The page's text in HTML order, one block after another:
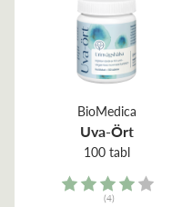
BioMedica
Uva-Ört
100 tabl
Rating:
(4)